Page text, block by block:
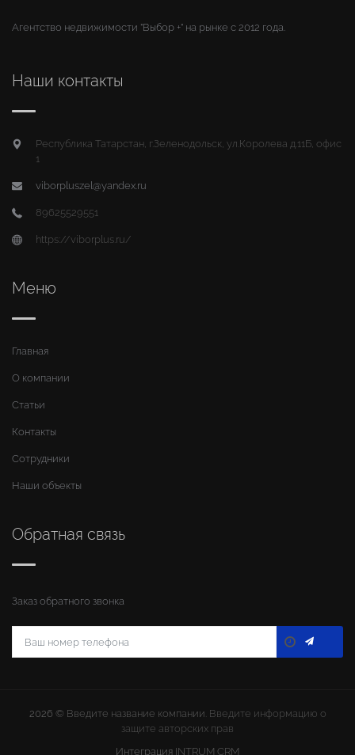
Агентство недвижимости "Выбор +" на рынке с 2012 года.
Наши контакты
Республика Татарстан, г.Зеленодольск, ул.Королева д.11Б, офис
1
viborpluszel@yandex.ru
89625529551
https://viborplus.ru/
Меню
Главная
О компании
Статьи
Контакты
Сотрудники
Наши объекты
Обратная связь
Заказ обратного звонка
2026 © Введите название компании. Введите информацию о
защите авторских прав
Интеграция INTRUM CRM